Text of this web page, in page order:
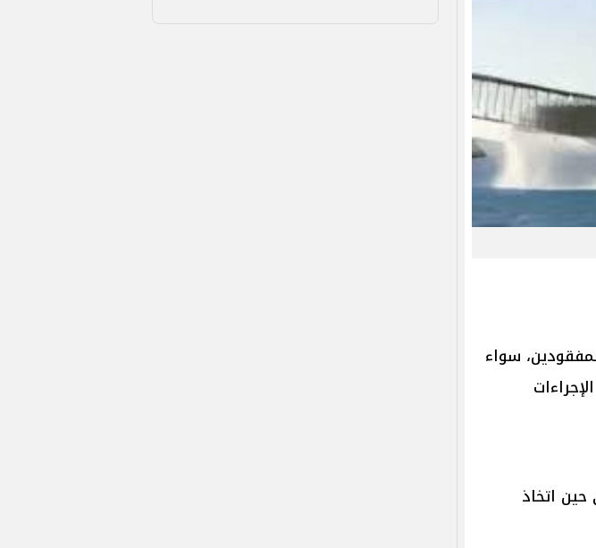
سواء
حين اتخاذ